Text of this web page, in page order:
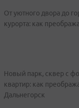
От уютного двора до
курорта: как
Новый парк, сквер с
квартир: как
Дальнегорск